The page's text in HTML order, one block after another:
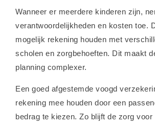
Wanneer er meerdere kinderen zijn,
verantwoordelijkheden en kosten toe.
mogelijk rekening houden met
scholen en zorgbehoeften. Dit maakt
planning complexer.
Een goed afgestemde voogd
rekening mee houden door een
bedrag te kiezen. Zo blijft de zorg voor